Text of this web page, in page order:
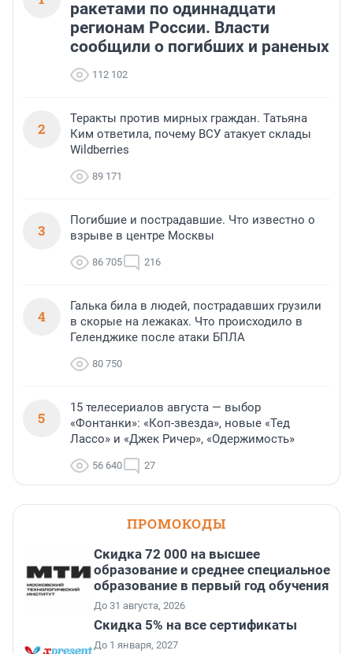
ракетами по одиннадцати
регионам России. Власти
сообщили о погибших и раненых
112 102
2
Теракты против мирных граждан. Татьяна
Ким ответила, почему ВСУ атакует склады
Wildberries
89 171
3
Погибшие и пострадавшие. Что известно о
взрыве в центре Москвы
86 705 216
4
Галька била в людей, пострадавших грузили
в скорые на лежаках. Что происходило в
Геленджике после атаки БПЛА
80 750
5
15 телесериалов августа — выбор
«Фонтанки»: «Коп-звезда», новые «Тед
Лассо» и «Джек Ричер», «Одержимость»
56 640 27
ПРОМОКОДЫ
Скидка 72 000 на высшее
образование и среднее специальное
образование в первый год обучения
До 31 августа, 2026
Скидка 5% на все сертификаты
До 1 января, 2027